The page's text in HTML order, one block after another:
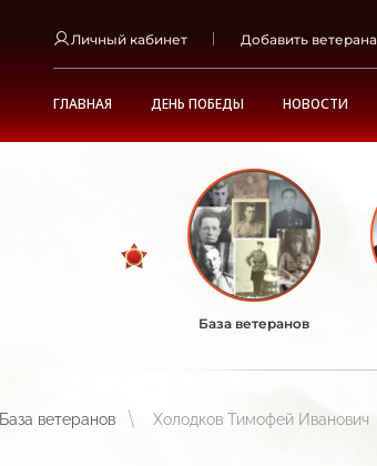
Личный кабинет Добавить ветерана
ГЛАВНАЯ ДЕНЬ ПОБЕДЫ НОВОСТИ
База ветеранов
База ветеранов Холодков Тимофей Иванович